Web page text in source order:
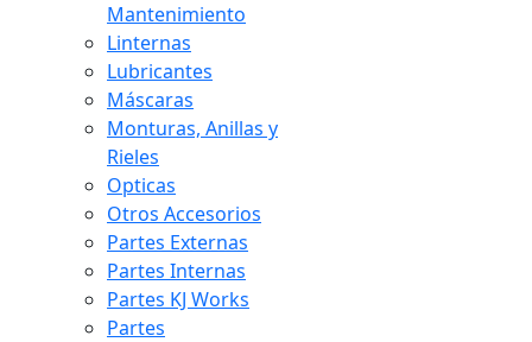
Mantenimiento
Linternas
Lubricantes
Máscaras
Monturas, Anillas y
Rieles
Opticas
Otros Accesorios
Partes Externas
Partes Internas
Partes KJ Works
Partes